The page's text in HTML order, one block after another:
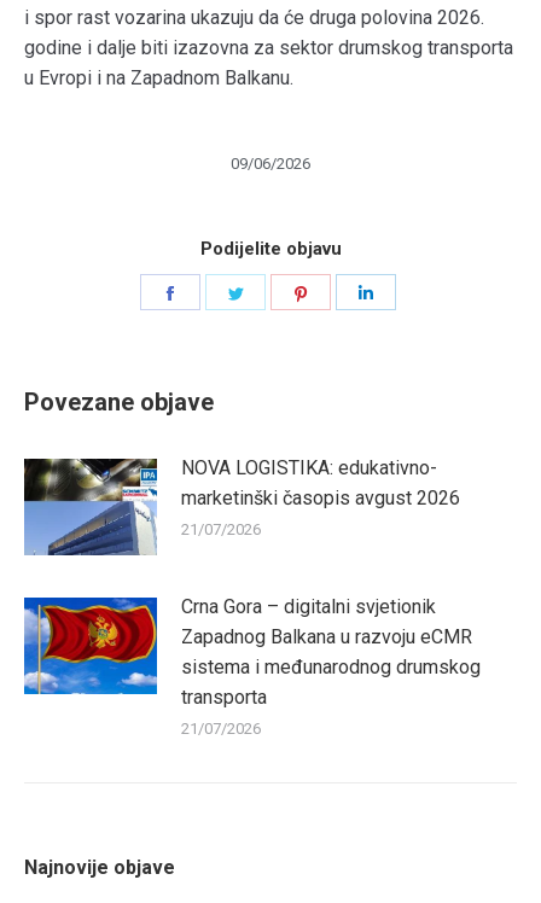
i spor rast vozarina ukazuju da će druga polovina 2026.
godine i dalje biti izazovna za sektor drumskog transporta
u Evropi i na Zapadnom Balkanu.
09/06/2026
Podijelite objavu
Povezane objave
NOVA LOGISTIKA: edukativno-
marketinški časopis avgust 2026
21/07/2026
Crna Gora – digitalni svjetionik
Zapadnog Balkana u razvoju eCMR
sistema i međunarodnog drumskog
transporta
21/07/2026
Najnovije objave